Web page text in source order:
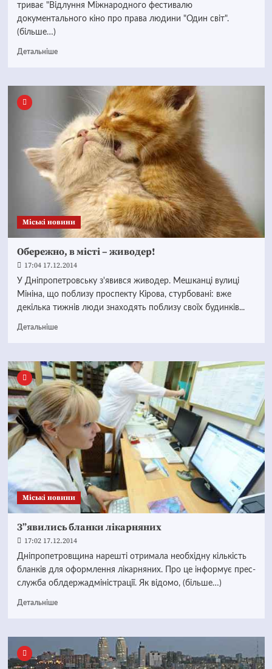
триває "Відлуння Міжнародного фестивалю
документального кіно про права людини "Один світ".
(більше…)
Детальніше
Mіські новини
Обережно, в місті – живодер!
17:04 17.12.2014
У Дніпропетровську з'явився живодер. Мешканці вулиці
Мініна, що поблизу проспекту Кірова, стурбовані: вже
декілька тижнів люди знаходять поблизу своїх будинків...
Детальніше
Mіські новини
З”явились бланки лікарняних
17:02 17.12.2014
Дніпропетровщина нарешті отримала необхідну кількість
бланків для оформлення лікарняних. Про це інформує прес-
служба облдержадміністрації. Як відомо, (більше…)
Детальніше